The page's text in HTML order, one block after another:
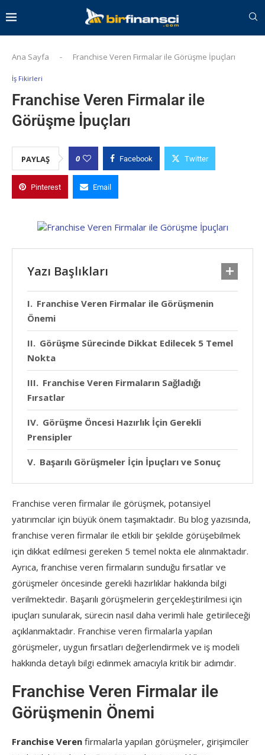
Ana Sayfa - Franchise Veren Firmalar ile Görüşme İpuçları
İş Fikirleri
Franchise Veren Firmalar ile
Görüşme İpuçları
PAYLAŞ 0 Facebook Twitter
Pinterest Email
Yazı Başlıkları
Franchise Veren Firmalar ile Görüşmenin
Önemi
Görüşme Sürecinde Dikkat Edilecek 5 Temel
Nokta
Franchise Veren Firmaların Sağladığı
Fırsatlar
Görüşme Öncesi Hazırlık İçin Gerekli
Prensipler
Başarılı Görüşmeler İçin İpuçları ve Sonuç
Franchise veren firmalar ile görüşmek, potansiyel
yatırımcılar için büyük önem taşımaktadır. Bu blog yazısında,
franchise veren firmalar ile etkili bir şekilde görüşebilmek
için dikkat edilmesi gereken 5 temel nokta ele alınmaktadır.
Ayrıca, franchise veren firmaların sunduğu fırsatlar ve
görüşmeler öncesinde gerekli hazırlıklar hakkında bilgi
verilmektedir. Başarılı görüşmelerin gerçekleştirilmesi için
ipuçları sunularak, sürecin nasıl daha verimli hale getirileceği
açıklanmaktadır. Franchise veren firmalarla yapılan
görüşmeler, uygun fırsatları değerlendirmek ve iş modeli
hakkında detaylı bilgi edinmek amacıyla kritik bir adımdır.
Franchise Veren Firmalar ile
Görüşmenin Önemi
Franchise Veren firmalarla yapılan görüşmeler, girişimciler